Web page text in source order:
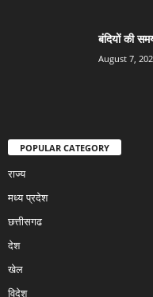
बंदियों की
August 7,
POPULAR CATEGORY
राज्य
मध्य प्रदेश
छत्तीसगढ
देश
खेल
विदेश